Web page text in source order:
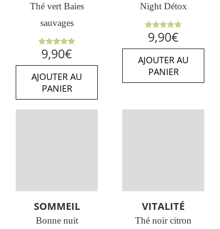
Thé vert Baies
sauvages
Note5.00
sur 5
9,90€
AJOUTER AU
PANIER
Night Détox
Note5.00
sur 5
9,90€
AJOUTER AU
PANIER
SOMMEIL
Bonne nuit
VITALITÉ
Thé noir citron